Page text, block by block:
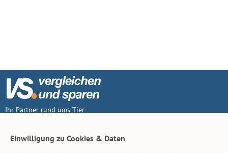
Ihr Partner rund ums Tier
Einwilligung zu Cookies & Daten